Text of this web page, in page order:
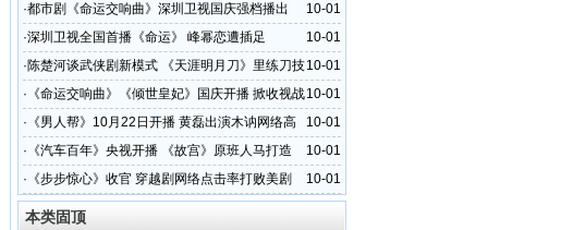
10-01
·都市剧《命运交响曲》深圳卫视国庆强档播出
10-01
·深圳卫视全国首播《命运》 峰幂恋遭插足
10-01
·陈楚河谈武侠剧新模式 《天涯明月刀》里练刀技
10-01
· 《命运交响曲》《倾世皇妃》国庆开播 掀收视战
10-01
· 《男人帮》10月22日开播 黄磊出演木讷网络高
手
10-01
· 《汽车百年》央视开播 《故宫》原班人马打造
10-01
· 《步步惊心》收官 穿越剧网络点击率打败美剧
本类固顶